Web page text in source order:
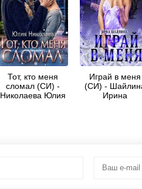
Тот, кто меня
сломал (СИ) -
Николаева Юлия
Играй в меня
(СИ) -
Ирина